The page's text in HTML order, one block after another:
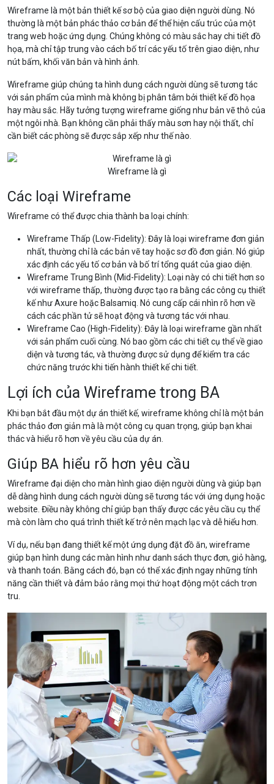
Wireframe là một bản thiết kế sơ bộ của giao diện người dùng. Nó
thường là một bản phác thảo cơ bản để thể hiện cấu trúc của một
trang web hoặc ứng dụng. Chúng không có màu sắc hay chi tiết đồ
họa, mà chỉ tập trung vào cách bố trí các yếu tố trên giao diện, như
nút bấm, khối văn bản và hình ảnh.
Wireframe giúp chúng ta hình dung cách người dùng sẽ tương tác
với sản phẩm của mình mà không bị phân tâm bởi thiết kế đồ họa
hay màu sắc. Hãy tưởng tượng wireframe giống như bản vẽ thô của
một ngôi nhà. Bạn không cần phải thấy màu sơn hay nội thất, chỉ
cần biết các phòng sẽ được sắp xếp như thế nào.
Wireframe là gì
Các loại Wireframe
Wireframe có thể được chia thành ba loại chính:
Wireframe Thấp (Low-Fidelity): Đây là loại wireframe đơn giản
nhất, thường chỉ là các bản vẽ tay hoặc sơ đồ đơn giản. Nó giúp
xác định các yếu tố cơ bản và bố trí tổng quát của giao diện.
Wireframe Trung Bình (Mid-Fidelity): Loại này có chi tiết hơn so
với wireframe thấp, thường được tạo ra bằng các công cụ thiết
kế như Axure hoặc Balsamiq. Nó cung cấp cái nhìn rõ hơn về
cách các phần tử sẽ hoạt động và tương tác với nhau.
Wireframe Cao (High-Fidelity): Đây là loại wireframe gần nhất
với sản phẩm cuối cùng. Nó bao gồm các chi tiết cụ thể về giao
diện và tương tác, và thường được sử dụng để kiểm tra các
chức năng trước khi tiến hành thiết kế chi tiết.
Lợi ích của Wireframe trong BA
Khi bạn bắt đầu một dự án thiết kế, wireframe không chỉ là một bản
phác thảo đơn giản mà là một công cụ quan trọng, giúp bạn khai
thác và hiểu rõ hơn về yêu cầu của dự án.
Giúp BA hiểu rõ hơn yêu cầu
Wireframe đại diện cho màn hình giao diện người dùng và giúp bạn
dễ dàng hình dung cách người dùng sẽ tương tác với ứng dụng hoặc
website. Điều này không chỉ giúp bạn thấy được các yêu cầu cụ thể
mà còn làm cho quá trình thiết kế trở nên mạch lạc và dễ hiểu hơn.
Ví dụ, nếu bạn đang thiết kế một ứng dụng đặt đồ ăn, wireframe
giúp bạn hình dung các màn hình như danh sách thực đơn, giỏ hàng,
và thanh toán. Bằng cách đó, bạn có thể xác định ngay những tính
năng cần thiết và đảm bảo rằng mọi thứ hoạt động một cách trơn
tru.